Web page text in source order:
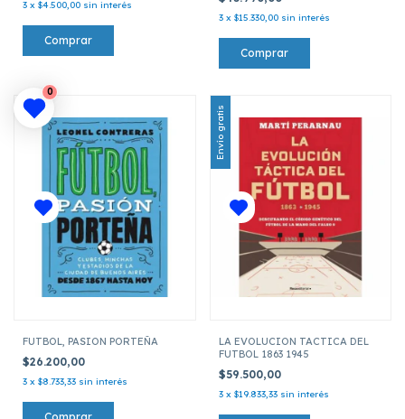
3 x $4.500,00 sin interés
3 x $15.330,00 sin interés
FUTBOL, PASION PORTEÑA
$26.200,00
3 x $8.733,33 sin interés
Envío gratis
LA EVOLUCION TACTICA DEL
FUTBOL 1863 1945
$59.500,00
3 x $19.833,33 sin interés
0